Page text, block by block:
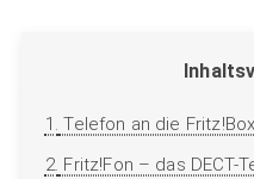
1. Telefon an die
2. Fritz!Fon – das DECT-